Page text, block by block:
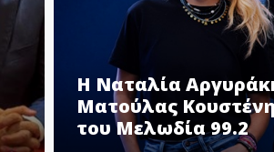
Η Ναταλία
Ματούλας
του Μελωδία 99.2